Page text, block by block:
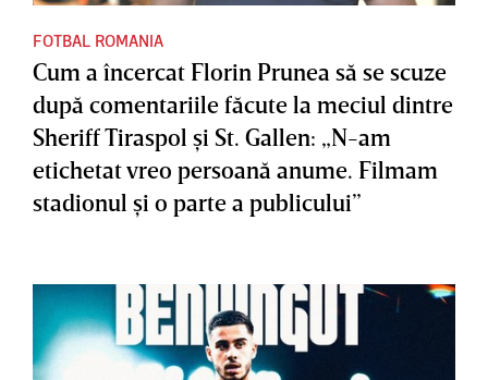
FOTBAL ROMANIA
Cum a încercat Florin Prunea să se scuze
după comentariile făcute la meciul dintre
Sheriff Tiraspol şi St. Gallen: „N-am
etichetat vreo persoană anume. Filmam
stadionul şi o parte a publicului”